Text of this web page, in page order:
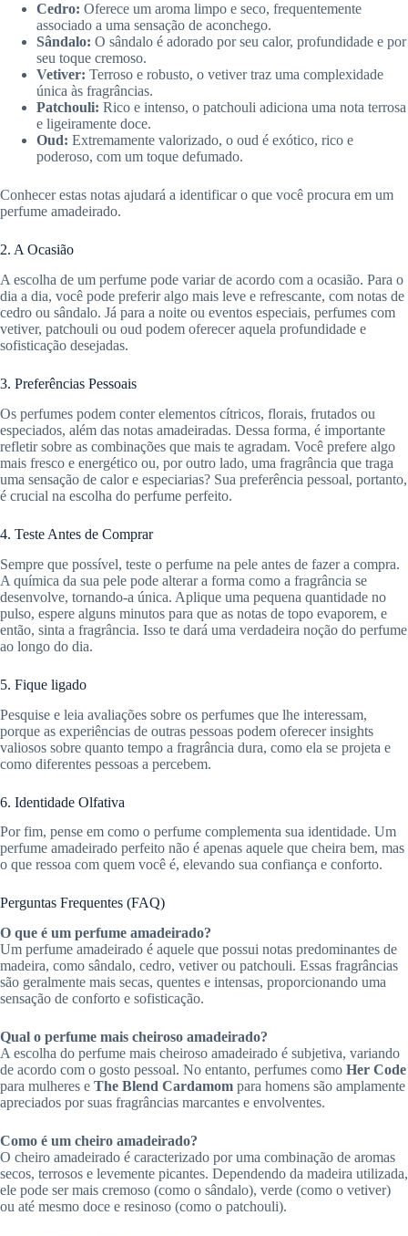
Cedro: Oferece um aroma limpo e seco, frequentemente
associado a uma sensação de aconchego.
Sândalo: O sândalo é adorado por seu calor, profundidade e por
seu toque cremoso.
Vetiver: Terroso e robusto, o vetiver traz uma complexidade
única às fragrâncias.
Patchouli: Rico e intenso, o patchouli adiciona uma nota terrosa
e ligeiramente doce.
Oud: Extremamente valorizado, o oud é exótico, rico e
poderoso, com um toque defumado.
Conhecer estas notas ajudará a identificar o que você procura em um
perfume amadeirado.
2. A Ocasião
A escolha de um perfume pode variar de acordo com a ocasião. Para o
dia a dia, você pode preferir algo mais leve e refrescante, com notas de
cedro ou sândalo. Já para a noite ou eventos especiais, perfumes com
vetiver, patchouli ou oud podem oferecer aquela profundidade e
sofisticação desejadas.
3. Preferências Pessoais
Os perfumes podem conter elementos cítricos, florais, frutados ou
especiados, além das notas amadeiradas. Dessa forma, é importante
refletir sobre as combinações que mais te agradam. Você prefere algo
mais fresco e energético ou, por outro lado, uma fragrância que traga
uma sensação de calor e especiarias? Sua preferência pessoal, portanto,
é crucial na escolha do perfume perfeito.
4. Teste Antes de Comprar
Sempre que possível, teste o perfume na pele antes de fazer a compra.
A química da sua pele pode alterar a forma como a fragrância se
desenvolve, tornando-a única. Aplique uma pequena quantidade no
pulso, espere alguns minutos para que as notas de topo evaporem, e
então, sinta a fragrância. Isso te dará uma verdadeira noção do perfume
ao longo do dia.
5. Fique ligado
Pesquise e leia avaliações sobre os perfumes que lhe interessam,
porque as experiências de outras pessoas podem oferecer insights
valiosos sobre quanto tempo a fragrância dura, como ela se projeta e
como diferentes pessoas a percebem.
6. Identidade Olfativa
Por fim, pense em como o perfume complementa sua identidade. Um
perfume amadeirado perfeito não é apenas aquele que cheira bem, mas
o que ressoa com quem você é, elevando sua confiança e conforto.
Perguntas Frequentes (FAQ)
O que é um perfume amadeirado?
Um perfume amadeirado é aquele que possui notas predominantes de
madeira, como sândalo, cedro, vetiver ou patchouli. Essas fragrâncias
são geralmente mais secas, quentes e intensas, proporcionando uma
sensação de conforto e sofisticação.
Qual o perfume mais cheiroso amadeirado?
A escolha do perfume mais cheiroso amadeirado é subjetiva, variando
de acordo com o gosto pessoal. No entanto, perfumes como Her Code
para mulheres e The Blend Cardamom para homens são amplamente
apreciados por suas fragrâncias marcantes e envolventes.
Como é um cheiro amadeirado?
O cheiro amadeirado é caracterizado por uma combinação de aromas
secos, terrosos e levemente picantes. Dependendo da madeira utilizada,
ele pode ser mais cremoso (como o sândalo), verde (como o vetiver)
ou até mesmo doce e resinoso (como o patchouli).